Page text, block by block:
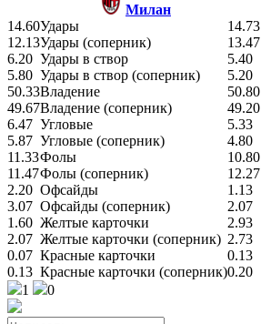
Милан
14.60Удары
14.73
12.13Удары (соперник)
13.47
6.20 Удары в створ
5.40
5.80 Удары в створ (соперник)
5.20
50.33Владение
50.80
49.67Владение (соперник)
49.20
6.47 Угловые
5.33
5.87 Угловые (соперник)
4.80
11.33Фолы
10.80
11.47Фолы (соперник)
12.27
2.20 Офсайды
1.13
3.07 Офсайды (соперник)
2.07
1.60 Желтые карточки
2.93
2.07 Желтые карточки (соперник) 2.73
0.07 Красные карточки
0.13
0.13 Красные карточки (соперник)0.20
1
0